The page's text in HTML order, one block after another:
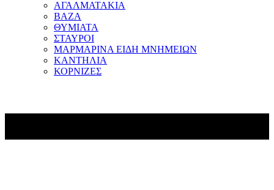
ΑΓΑΛΜΑΤΑΚΙΑ
ΒΑΖΑ
ΘΥΜΙΑΤΑ
ΣΤΑΥΡΟΙ
ΜΑΡΜΑΡΙΝΑ ΕΙΔΗ ΜΝΗΜΕΙΩΝ
ΚΑΝΤΗΛΙΑ
ΚΟΡΝΙΖΕΣ